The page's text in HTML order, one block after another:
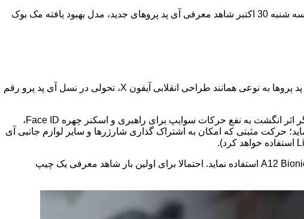
با وجود آن که اپل در ماه سپتامبر چندین محصول جدید معرفی کرد اما این شرکت چیزهای بیشتری در آستین دارد: قرار است فردا سه شنبه 30 اکتبر شاهد معرفی آی پد پروهای جدید، مدل بهبود یافته مک بوک
به نوعی همانند طراحی انقلابی آیفون X، تحولی در نسل آی پد پرو رقم
اثر انگشت به نفع حرکات سوایپ برای راهبری و اسکنر چهره Face ID،
حرکت مثبتی که امکان به اشتراک گذاری شارژرها و سایر لوازم جانبی آی
استفاده خواهد کرد).
A12 استفاده نماید. احتمالا برای اولین بار شاهد معرفی یک چیپ